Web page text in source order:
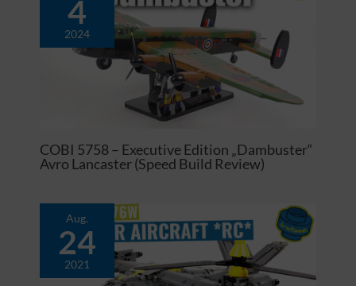
4
2024
COBI 5758 – Executive Edition „Dambuster“
Avro Lancaster (Speed Build Review)
Aug.
24
2021